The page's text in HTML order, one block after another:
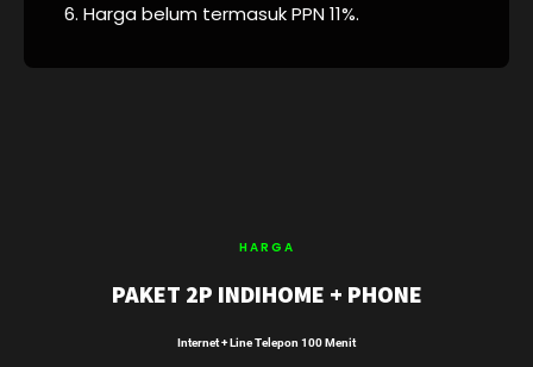
6. Harga belum termasuk PPN 11%.
HARGA
PAKET 2P INDIHOME + PHONE
Internet + Line Telepon 100 Menit